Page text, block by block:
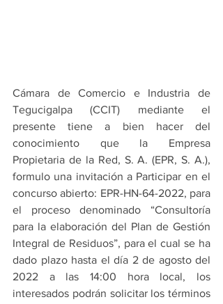
Cámara de Comercio e Industria de
Tegucigalpa (CCIT) mediante el
presente tiene a bien hacer del
conocimiento que la Empresa
Propietaria de la Red, S. A. (EPR, S. A.),
formulo una invitación a Participar en el
concurso abierto: EPR-HN-64-2022, para
el proceso denominado “Consultoría
para la elaboración del Plan de Gestión
Integral de Residuos”, para el cual se ha
dado plazo hasta el día 2 de agosto del
2022 a las 14:00 hora local, los
interesados podrán solicitar los términos